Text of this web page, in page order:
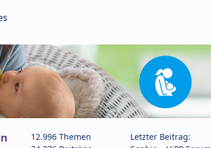
12.996 Themen
Letzter Beitrag: